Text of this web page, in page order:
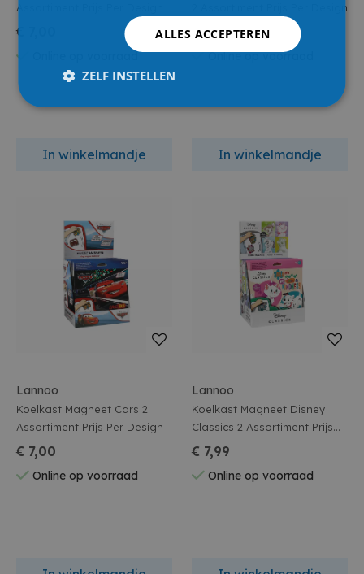
Assortiment Prijs Per Design
€ 7,00
Online op voorraad
In winkelmandje
2 Assortiment Prijs Per Design
€ 7,00
Online op voorraad
In winkelmandje
Lannoo
Koelkast Magneet Cars 2
Assortiment Prijs Per Design
€ 7,00
Online op voorraad
Lannoo
Koelkast Magneet Disney
Classics 2 Assortiment Prijs
Per Design
€ 7,99
Online op voorraad
ALLES ACCEPTEREN
ZELF INSTELLEN